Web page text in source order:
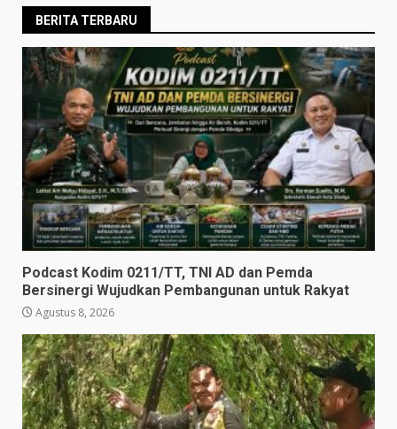
BERITA TERBARU
Podcast Kodim 0211/TT, TNI AD dan Pemda
Bersinergi Wujudkan Pembangunan untuk Rakyat
Agustus 8, 2026